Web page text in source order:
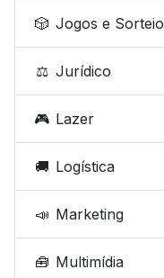
🎲 Jogos e Sorteio
⚖️ Jurídico
🎮 Lazer
🚚 Logística
📣 Marketing
🧰 Multimídia